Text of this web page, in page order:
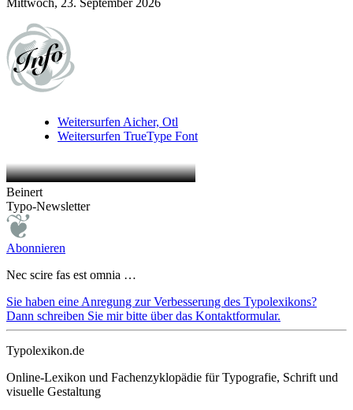
Mittwoch, 23. September 2026
Weitersurfen Aicher, Otl
Weitersurfen TrueType Font
Beinert
Typo-Newsletter
Abonnieren
Nec scire fas est omnia …
Sie haben eine Anregung zur Verbesserung des Typolexikons?
Dann schreiben Sie mir bitte über das Kontaktformular.
Typolexikon.de
Online-Lexikon und Fachenzyklopädie für Typografie, Schrift und
visuelle Gestaltung